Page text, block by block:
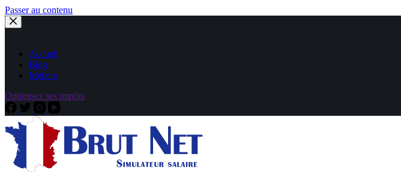
Passer au contenu
Accueil
Blog
Métiers
Optimisez ses impôts